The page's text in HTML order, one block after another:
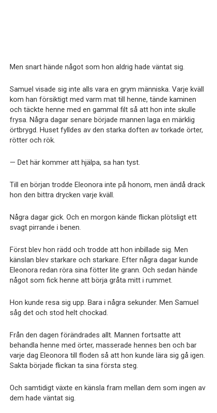
Men snart hände något som hon aldrig hade väntat sig.
Samuel visade sig inte alls vara en grym människa. Varje kväll
kom han försiktigt med varm mat till henne, tände kaminen
och täckte henne med en gammal filt så att hon inte skulle
frysa. Några dagar senare började mannen laga en märklig
örtbrygd. Huset fylldes av den starka doften av torkade örter,
rötter och rök.
— Det här kommer att hjälpa, sa han tyst.
Till en början trodde Eleonora inte på honom, men ändå drack
hon den bittra drycken varje kväll.
Några dagar gick. Och en morgon kände flickan plötsligt ett
svagt pirrande i benen.
Först blev hon rädd och trodde att hon inbillade sig. Men
känslan blev starkare och starkare. Efter några dagar kunde
Eleonora redan röra sina fötter lite grann. Och sedan hände
något som fick henne att börja gråta mitt i rummet.
Hon kunde resa sig upp. Bara i några sekunder. Men Samuel
såg det och stod helt chockad.
Från den dagen förändrades allt. Mannen fortsatte att
behandla henne med örter, masserade hennes ben och bar
varje dag Eleonora till floden så att hon kunde lära sig gå igen.
Sakta började flickan ta sina första steg.
Och samtidigt växte en känsla fram mellan dem som ingen av
dem hade väntat sig.